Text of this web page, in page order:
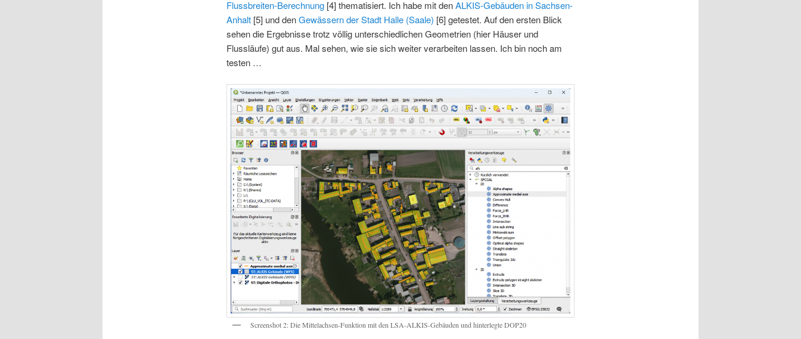
Flussbreiten-Berechnung[4] thematisiert. Ich habe mit denALKIS-Gebäuden in Sachsen-
Anhalt[5] und denGewässern der Stadt Halle (Saale) [6] getestet. Auf den ersten Blick
sehen die Ergebnisse trotz völlig unterschiedlichen Geometrien (hier Häuser und
Flussläufe) gut aus. Mal sehen, wie sie sich weiter verarbeiten lassen. Ich bin noch am
testen …
Screenshot 2: Die Mittelachsen-Funktion mit den LSA-ALKIS-Gebäuden und hinterlegte DOP20